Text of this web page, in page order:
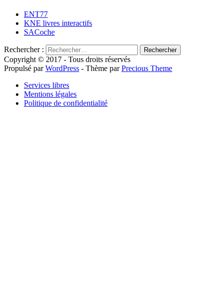
ENT77
KNE livres interactifs
SACoche
Rechercher :
Copyright © 2017 - Tous droits réservés
Propulsé parWordPress - Thème parPrecious Theme
Services libres
Mentions légales
Politique de confidentialité